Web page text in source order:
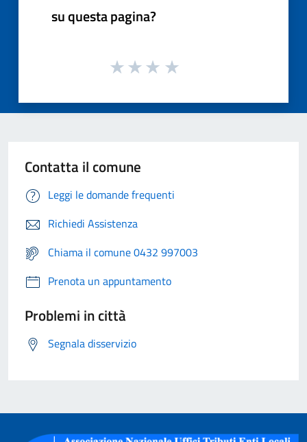
su questa pagina?
Contatta il comune
Leggi le domande frequenti
Richiedi Assistenza
Chiama il comune 0432 997003
Prenota un appuntamento
Problemi in città
Segnala disservizio